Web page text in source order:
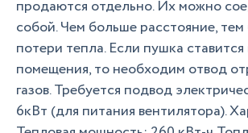
продаются отдельно. Их можно
собой. Чем больше расстояние,
потери тепла. Если пушка ставится
помещения, то необходим отвод
газов. Требуется подвод
6кВт (для питания вентилятора).